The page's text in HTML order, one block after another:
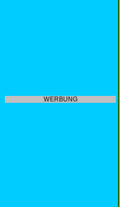
WERBUNG